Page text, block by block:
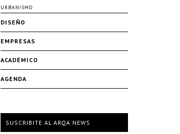
URBANISMO
DISEÑO
EMPRESAS
ACADÉMICO
AGENDA
SUSCRIBITE AL ARQA NEWS